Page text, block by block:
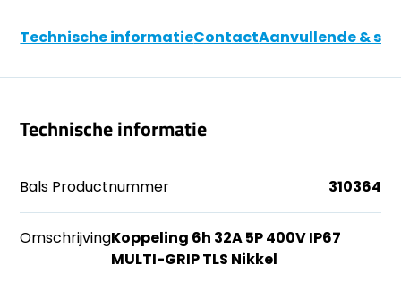
Technische informatieContactAanvullende &
Technische informatie
Bals Productnummer 310364
OmschrijvingKoppeling 6h 32A 5P 400V IP67
MULTI-GRIP TLS Nikkel